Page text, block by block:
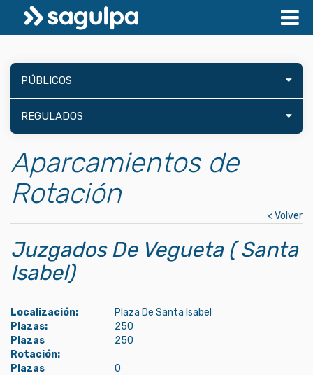
PÚBLICOS
REGULADOS
Aparcamientos de
Rotación
< Volver
Juzgados De Vegueta ( Santa
Isabel)
Localización:
Plaza De Santa Isabel
Plazas:
250
Plazas
Rotación:
250
Plazas
0